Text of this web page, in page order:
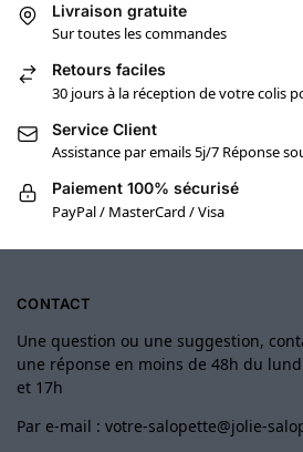
Livraison gratuite
Sur toutes les commandes
Retours faciles
30 jours à la réception de votre colis
Service Client
Assistance par emails 5j/7 Réponse
Paiement 100% sécurisé
PayPal / MasterCard / Visa
CONTACT
Une question ou une suggestion,
une réponse en moins de 48h du
et 17h
Par e-mail : votre-salopette@jolie-